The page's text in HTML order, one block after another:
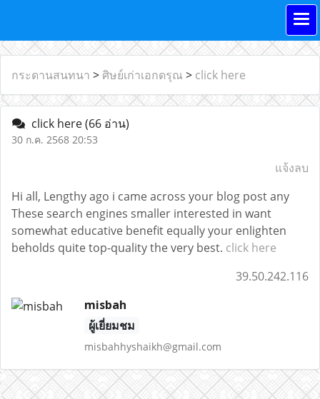
กระดานสนทนา > ศิษย์เก่าเอกดรุณ > click here
click here(66 อ่าน)
30 ก.ค. 2568 20:53
แจ้งลบ
Hi all, Lengthy ago i came across your blog post any
These search engines smaller interested in want
somewhat educative benefit equally your enlighten
beholds quite top-quality the very best. click here
39.50.242.116
misbah
ผู้เยี่ยมชม
misbahhyshaikh@gmail.com